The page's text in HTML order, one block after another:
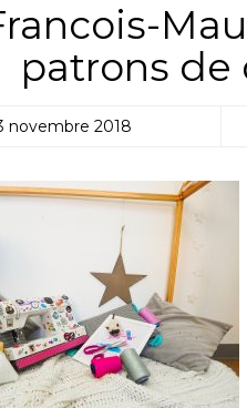
patrons de
novembre 2018